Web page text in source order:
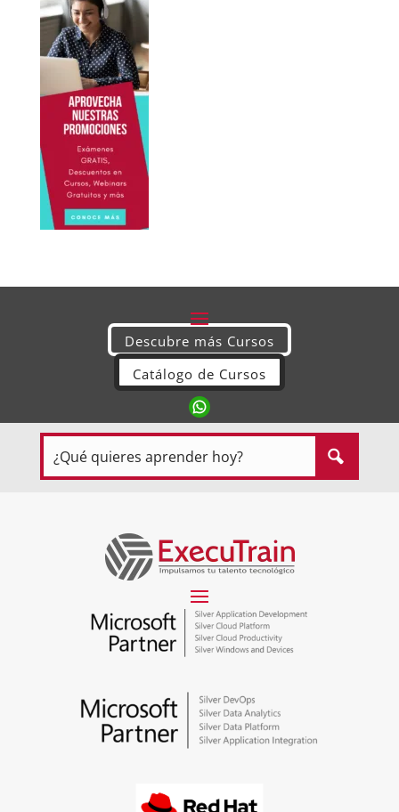
Descubre más Cursos
Catálogo de Cursos